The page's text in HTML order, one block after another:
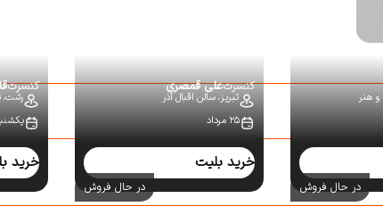
و هنر
در حال فروش
کنسرتعلی قمصری
تبریز،سالن اقبال آذر
۲۵ مرداد
خرید بلیت
در حال فروش
کنسرت
رشت،
یکشنبه ۱ تا ۲
خرید